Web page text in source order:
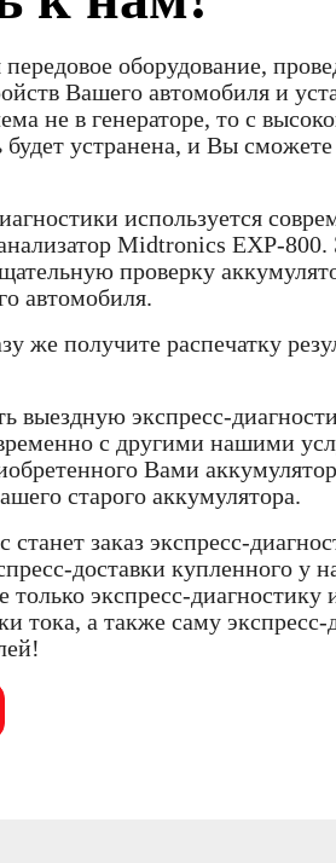
оборудование,
Вашего автомобиля и
не в генераторе, то с
будет устранена, и Вы
используется
Midtronics EXP-
проверку
автомобиля.
же получите распечатку
выездную экспресс-
с другими нашими
Вами
старого аккумулятора.
заказ экспресс-
доставки купленного у
только экспресс-диагностику
тока, а также саму экспресс-